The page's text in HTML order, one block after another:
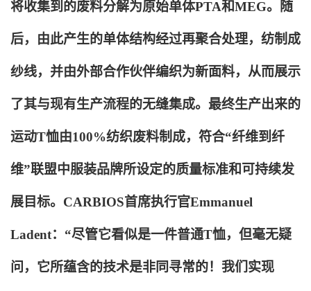
将收集到的废料分解为原始单体PTA和MEG。随
后，由此产生的单体结构经过再聚合处理，纺制成
纱线，并由外部合作伙伴编织为新面料，从而展示
了其与现有生产流程的无缝集成。最终生产出来的
运动T恤由100%纺织废料制成，符合“纤维到纤
维”联盟中服装品牌所设定的质量标准和可持续发
展目标。CARBIOS首席执行官Emmanuel
Ladent：“尽管它看似是一件普通T恤，但毫无疑
问，它所蕴含的技术是非同寻常的！我们实现